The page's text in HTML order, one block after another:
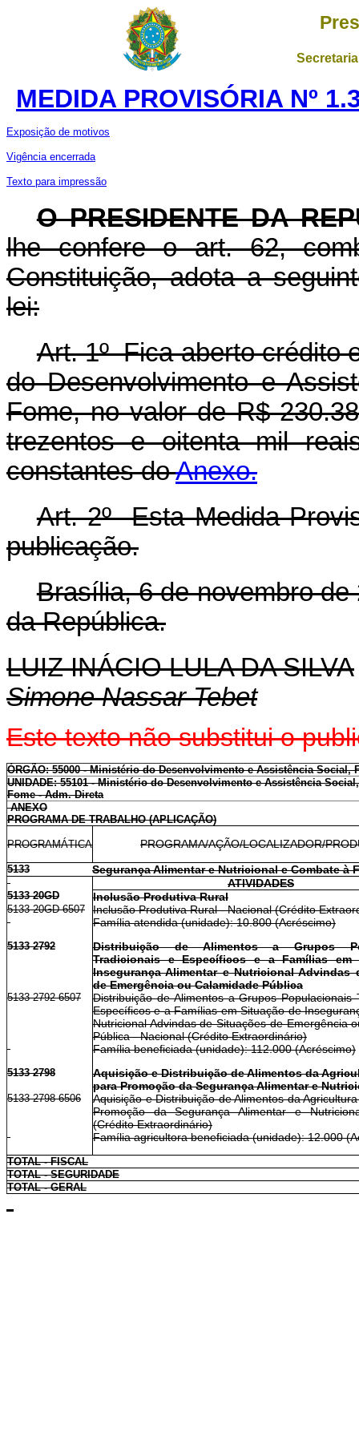
MEDIDA PROVISÓRIA Nº
Exposição de motivos
Vigência encerrada
Texto para impressão
O PRESIDENTE DA
lhe confere o art. 62,
Constituição, adota a
lei:
Art. 1º Fica aberto crédito
do Desenvolvimento e
Fome, no valor de R$
trezentos e oitenta mil
constantes doAnexo.
Art. 2º Esta Medida
publicação.
Brasília, 6 de novembro de
da República.
LUIZ INÁCIO LULA DA SILVA
Simone Nassar Tebet
Este texto não substitui o
ÓRGÃO: 55000 - Ministério do Desenvolvimento e Assistência Social,
UNIDADE: 55101 - Ministério do Desenvolvimento e Assistência
Fome - Adm. Direta
ANEXO
PROGRAMA DE TRABALHO (APLICAÇÃO)
PROGRAMÁTICA PROGRAMA/AÇÃO/LOCALIZADOR/
5133
Segurança Alimentar e Nutricional e Combate à
ATIVIDADES
5133 20GD Inclusão Produtiva Rural
5133 20GD 6507
Inclusão Produtiva Rural - Nacional (Crédito
Família atendida (unidade): 10.800 (Acréscimo)
5133 2792
Distribuição de Alimentos a Grupos
Tradicionais e Específicos e a Famílias em
Insegurança Alimentar e Nutricional Advindas
de Emergência ou Calamidade Pública
5133 2792 6507
Distribuição de Alimentos a Grupos Populacionais
Específicos e a Famílias em Situação de
Nutricional Advindas de Situações de Emergência
Pública - Nacional (Crédito Extraordinário)
Família beneficiada (unidade): 112.000 (Acréscimo)
5133 2798
Aquisição e Distribuição de Alimentos da
para Promoção da Segurança Alimentar e
5133 2798 6506
Aquisição e Distribuição de Alimentos da
Promoção da Segurança Alimentar e
(Crédito Extraordinário)
Família agricultora beneficiada (unidade): 12.000
TOTAL - FISCAL
TOTAL - SEGURIDADE
TOTAL - GERAL